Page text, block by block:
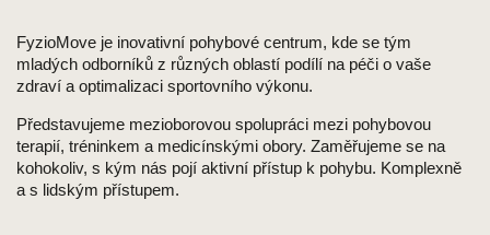
FyzioMove je inovativní pohybové centrum, kde se tým
mladých odborníků z různých oblastí podílí na péči o vaše
zdraví a optimalizaci sportovního výkonu.
Představujeme mezioborovou spolupráci mezi pohybovou
terapií, tréninkem a medicínskými obory. Zaměřujeme se na
kohokoliv, s kým nás pojí aktivní přístup k pohybu. Komplexně
a s lidským přístupem.